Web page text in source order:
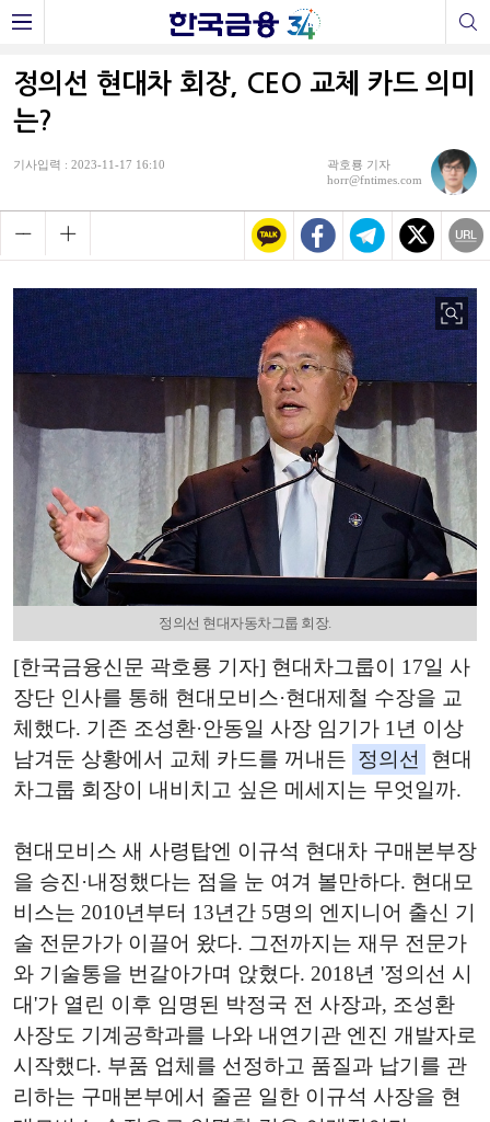
정의선 현대차 회장, CEO 교체 카드 의미
는?
기사입력 : 2023-11-17 16:10
곽호룡 기자
horr@fntimes.com
정의선 현대자동차그룹 회장.
[한국금융신문 곽호룡 기자] 현대차그룹이 17일 사
장단 인사를 통해 현대모비스·현대제철 수장을 교
체했다. 기존 조성환·안동일 사장 임기가 1년 이상
남겨둔 상황에서 교체 카드를 꺼내든 정의선
현대
차그룹 회장이 내비치고 싶은 메세지는 무엇일까.
현대모비스 새 사령탑엔 이규석 현대차 구매본부장
을 승진·내정했다는 점을 눈 여겨 볼만하다. 현대모
비스는 2010년부터 13년간 5명의 엔지니어 출신 기
술 전문가가 이끌어 왔다. 그전까지는 재무 전문가
와 기술통을 번갈아가며 앉혔다. 2018년 '정의선 시
대'가 열린 이후 임명된 박정국 전 사장과, 조성환
사장도 기계공학과를 나와 내연기관 엔진 개발자로
시작했다. 부품 업체를 선정하고 품질과 납기를 관
리하는 구매본부에서 줄곧 일한 이규석 사장을 현